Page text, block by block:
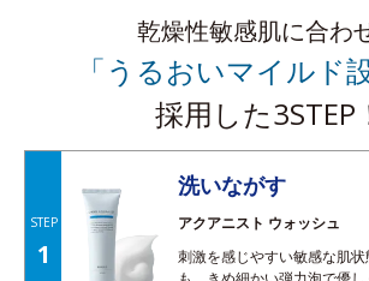
乾燥性敏感肌に合わ
「うるおいマイルド
採用した3STEP
STEP
1
洗いながす
アクアニスト ウォッシュ
刺激を感じやすい敏感な肌状